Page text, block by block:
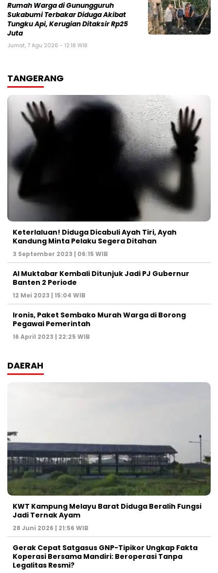
‎Rumah Warga di Gunungguruh
Sukabumi Terbakar Diduga Akibat
Tungku Api, Kerugian Ditaksir Rp25
Juta
Jumat, 7 Agu 2026 - 12:18 WIB
TANGERANG
Keterlaluan! Diduga Dicabuli Ayah Tiri, Ayah
Kandung Minta Pelaku Segera Ditahan
3 September 2023 | 06:15 WIB
Al Muktabar Kembali Ditunjuk Jadi PJ Gubernur
Banten 2 Periode
12 Mei 2023 | 15:04 WIB
Ironis, Paket Sembako Murah Warga di Borong
Pegawai Pemerintah
16 April 2023 | 22:25 WIB
DAERAH
KWT Kampung Melayu Barat Diduga Beralih Fungsi
Jadi Ternak Ayam
28 Juni 2026 | 21:56 WIB
Gerak Cepat Satgasus GNP-Tipikor Ungkap Fakta
Koperasi Bersama Mandiri: Beroperasi Tanpa
Legalitas Resmi?